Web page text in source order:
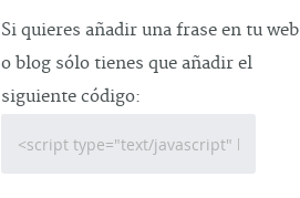
Si quieres añadir una frase en tu web
o blog sólo tienes que añadir el
siguiente código: